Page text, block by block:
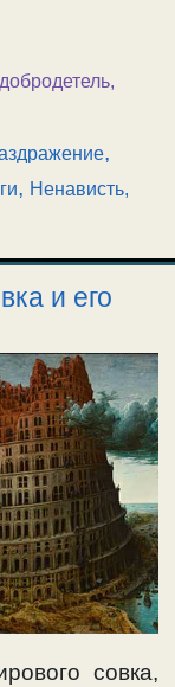
,
,
, Ненависть,
и его
совка,